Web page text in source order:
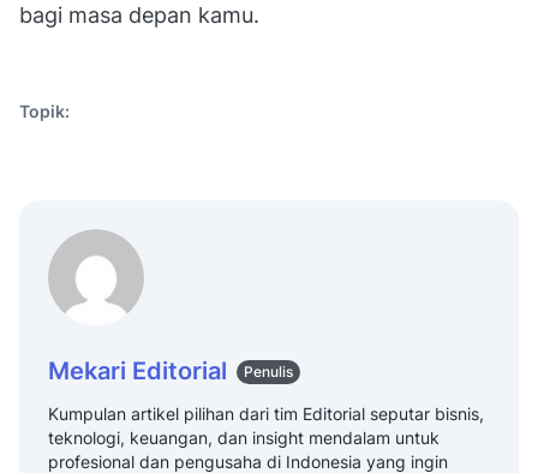
bagi masa depan kamu.
Topik:
Mekari Editorial Penulis
Kumpulan artikel pilihan dari tim Editorial seputar bisnis,
teknologi, keuangan, dan insight mendalam untuk
profesional dan pengusaha di Indonesia yang ingin